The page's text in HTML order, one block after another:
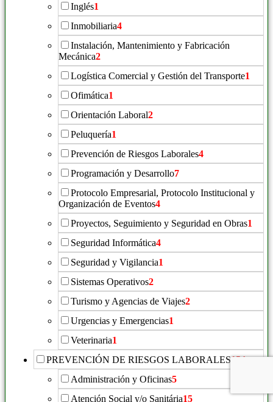
Inglés1
Inmobiliaria4
Instalación, Mantenimiento y Fabricación
Mecánica2
Logística Comercial y Gestión del Transporte1
Ofimática1
Orientación Laboral2
Peluquería1
Prevención de Riesgos Laborales4
Programación y Desarrollo7
Protocolo Empresarial, Protocolo Institucional y
Organización de Eventos4
Proyectos, Seguimiento y Seguridad en Obras1
Seguridad Informática4
Seguridad y Vigilancia1
Sistemas Operativos2
Turismo y Agencias de Viajes2
Urgencias y Emergencias1
Veterinaria1
PREVENCIÓN DE RIESGOS LABORALES154
Administración y Oficinas5
Atención Social y/o Sanitária15